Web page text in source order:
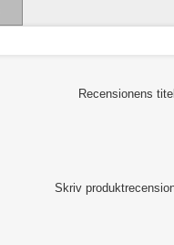
Recensionens
Skriv